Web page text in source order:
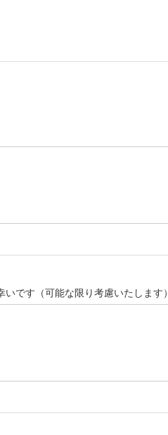
です（可能な限り考慮いたします）